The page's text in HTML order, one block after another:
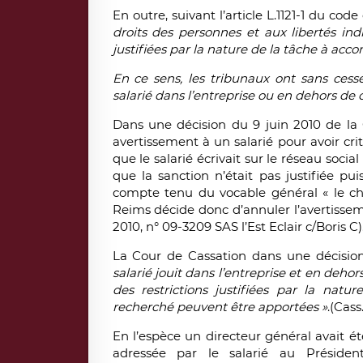
En outre, suivant l’article L.1121-1 du
droits des personnes et aux libertés
justifiées par la nature de la tâche à
En ce sens, les tribunaux ont sans
salarié dans l’entreprise ou en dehors
Dans une décision du 9 juin 2010 de
avertissement à un salarié pour avoir
que le salarié écrivait sur le réseau
que la sanction n’était pas justifiée
compte tenu du vocable général « le
Reims décide donc d’annuler
2010, n° 09-3209 SAS l’Est Eclair c/Boris
La Cour de Cassation dans une
salarié jouit dans l’entreprise et en
des restrictions justifiées par la
recherché peuvent être apportées »
En l’espèce un directeur général avait
adressée par le salarié au